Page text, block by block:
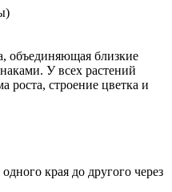
объединяющая близкие
У всех растений
роста, строение цветка и
края до другого через